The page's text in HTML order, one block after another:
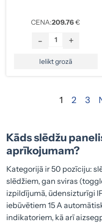
CENA:209.76€
- +
Ielikt grozā
1 2 3
Kāds slēdžu
aprīkojumam?
Kategorijā ir 50 pozīciju:
slēdžiem, gan sviras
izpildījumā, ūdensizturīgi
iebūvētiem 15 A
indikatoriem, kā arī